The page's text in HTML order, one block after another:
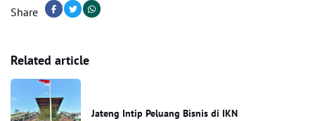
Share
Related article
Jateng Intip Peluang Bisnis di IKN